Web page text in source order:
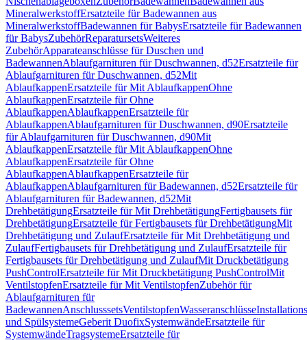
MineralwerkstoffErsatzteile für Badewannen aus
MineralwerkstoffBadewannen für BabysErsatzteile für Badewannen
für BabysZubehörReparatursetsWeiteres
ZubehörApparateanschlüsse für Duschen und
BadewannenAblaufgarnituren für Duschwannen, d52Ersatzteile für
Ablaufgarnituren für Duschwannen, d52Mit
AblaufkappenErsatzteile für Mit AblaufkappenOhne
AblaufkappenErsatzteile für Ohne
AblaufkappenAblaufkappenErsatzteile für
AblaufkappenAblaufgarnituren für Duschwannen, d90Ersatzteile
für Ablaufgarnituren für Duschwannen, d90Mit
AblaufkappenErsatzteile für Mit AblaufkappenOhne
AblaufkappenErsatzteile für Ohne
AblaufkappenAblaufkappenErsatzteile für
AblaufkappenAblaufgarnituren für Badewannen, d52Ersatzteile für
Ablaufgarnituren für Badewannen, d52Mit
DrehbetätigungErsatzteile für Mit DrehbetätigungFertigbausets für
DrehbetätigungErsatzteile für Fertigbausets für DrehbetätigungMit
Drehbetätigung und ZulaufErsatzteile für Mit Drehbetätigung und
ZulaufFertigbausets für Drehbetätigung und ZulaufErsatzteile für
Fertigbausets für Drehbetätigung und ZulaufMit Druckbetätigung
PushControlErsatzteile für Mit Druckbetätigung PushControlMit
VentilstopfenErsatzteile für Mit VentilstopfenZubehör für
Ablaufgarnituren für
BadewannenAnschlusssetsVentilstopfenWasseranschlüsse
und SpülsystemeGeberit DuofixSystemwändeErsatzteile für
SystemwändeTragsystemeErsatzteile für